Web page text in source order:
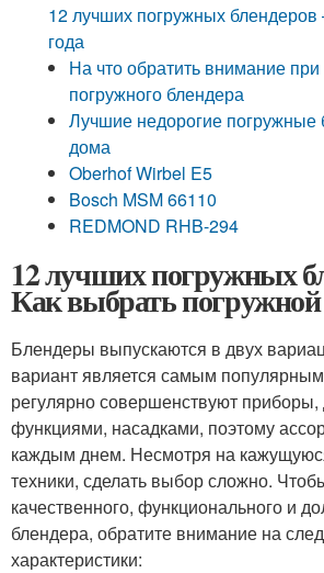
12 лучших погружных блендеров
года
На что обратить внимание
погружного блендера
Лучшие недорогие погружные
дома
Oberhof Wirbel E5
Bosch MSM 66110
REDMOND RHB-294
12 лучших погружных
Как выбрать погружной
Блендеры выпускаются в двух
вариант является самым
регулярно совершенствуют
функциями, насадками, поэтому
каждым днем. Несмотря на
техники, сделать выбор сложно.
качественного, функционального и
блендера, обратите внимание на
характеристики: